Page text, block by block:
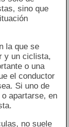
sino que
la que se
y un ciclista,
o una
el conductor
Si uno de
apartarse, en
no suele